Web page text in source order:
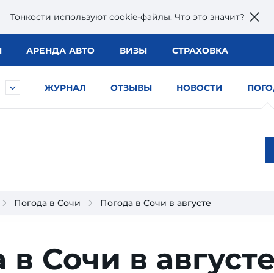
Тонкости используют сookie-файлы. Что это значит?
АРЕНДА АВТО ВИЗЫ СТРАХОВКА
ЖУРНАЛ ОТЗЫВЫ НОВОСТИ
Погода в Сочи Погода в Сочи в августе
в Сочи в